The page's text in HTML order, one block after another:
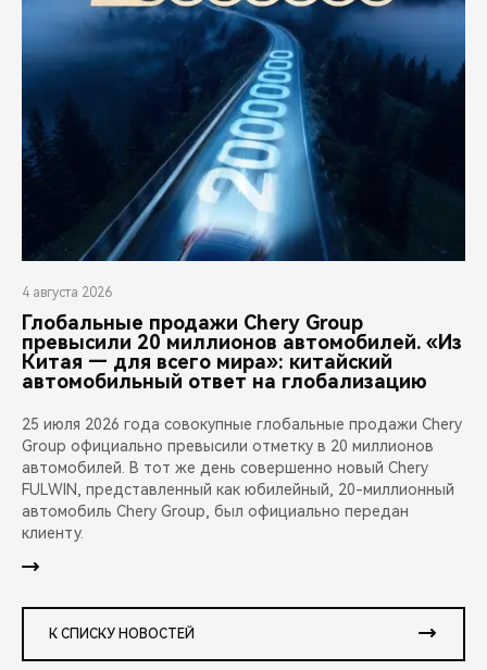
4 августа 2026
Глобальные продажи Chery Group
превысили 20 миллионов автомобилей. «Из
Китая — для всего мира»: китайский
автомобильный ответ на глобализацию
25 июля 2026 года совокупные глобальные продажи Chery
Group официально превысили отметку в 20 миллионов
автомобилей. В тот же день совершенно новый Chery
FULWIN, представленный как юбилейный, 20-миллионный
автомобиль Chery Group, был официально передан
клиенту.
К СПИСКУ НОВОСТЕЙ